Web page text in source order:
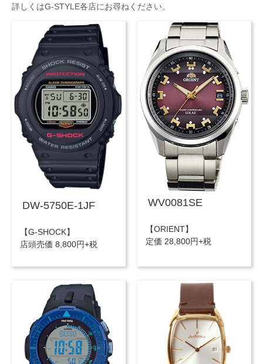
詳しくはG-STYLE各店にお尋ねください。
DW-5750E-1JF
【G-SHOCK】
店頭売価 8,800円+税
WV0081SE
【ORIENT】
定価 28,800円+税